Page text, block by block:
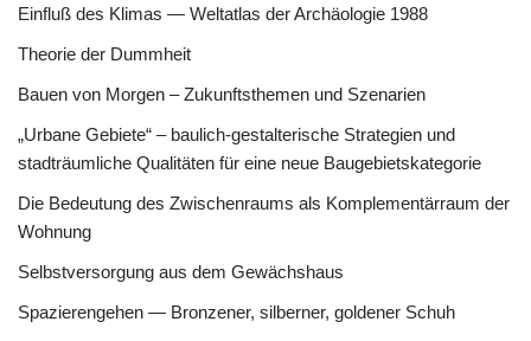
Einfluß des Klimas — Weltatlas der Archäologie 1988
Theorie der Dummheit
Bauen von Morgen – Zukunftsthemen und Szenarien
„Urbane Gebiete“ – baulich-gestalterische Strategien und
stadträumliche Qualitäten für eine neue Baugebietskategorie
Die Bedeutung des Zwischenraums als Komplementärraum der
Wohnung
Selbstversorgung aus dem Gewächshaus
Spazierengehen — Bronzener, silberner, goldener Schuh